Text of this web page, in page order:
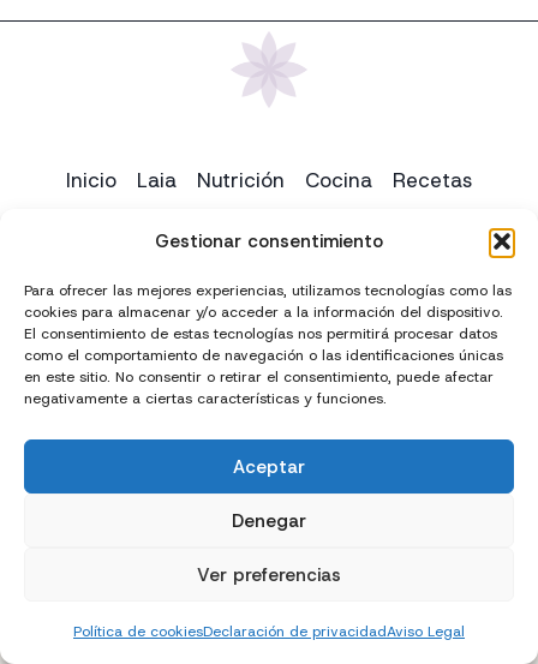
Gestionar consentimiento
Para ofrecer las mejores experiencias, utilizamos tecnologías como las
cookies para almacenar y/o acceder a la información del dispositivo.
El consentimiento de estas tecnologías nos permitirá procesar datos
como el comportamiento de navegación o las identificaciones únicas
en este sitio. No consentir o retirar el consentimiento, puede afectar
negativamente a ciertas características y funciones.
Aceptar
Denegar
Ver preferencias
Política de cookiesDeclaración de privacidadAviso Legal
Inicio Laia Nutrición Cocina Recetas
Yoga Contacto
Política de privacidad
Política de cookies (UE)
Aviso Legal